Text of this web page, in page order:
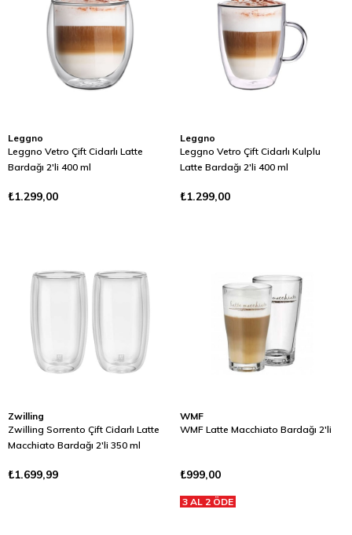
Leggno
Leggno Vetro Çift Cidarlı Latte
Bardağı 2'li 400 ml
₺1.299,00
Leggno
Leggno Vetro Çift Cidarlı Kulplu
Latte Bardağı 2'li 400 ml
₺1.299,00
Zwilling
Zwilling Sorrento Çift Cidarlı Latte
Macchiato Bardağı 2'li 350 ml
₺1.699,99
WMF
WMF Latte Macchiato Bardağı 2'li
₺999,00
3 AL 2 ÖDE